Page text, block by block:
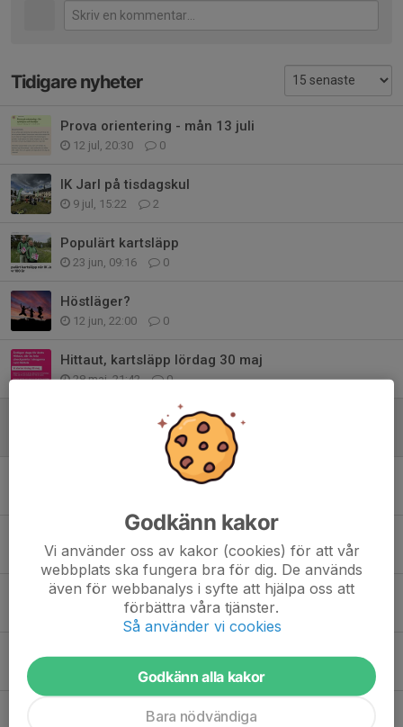
Tidigare nyheter
Prova orientering - mån 13 juli
12 jul, 20:30 0
IK Jarl på tisdagskul
9 jul, 15:22 2
Populärt kartsläpp
23 jun, 09:16 0
Höstläger?
12 jun, 22:00 0
Hittaut, kartsläpp lördag 30 maj
28 maj, 21:42 0
Inställd arbetsdag 9 maj
MTB orientering 6 maj
27 apr, 17:00 0
Utegymmet invigt!
26 apr, 21:23 1
20 apr, 20:36 0
Invigning av Jarls nya utegym 23 april
Godkänn kakor
Vi använder oss av kakor (cookies) för att vår
webbplats ska fungera bra för dig. De används
även för webbanalys i syfte att hjälpa oss att
förbättra våra tjänster.
Så använder vi cookies
Godkänn alla kakor
Bara nödvändiga